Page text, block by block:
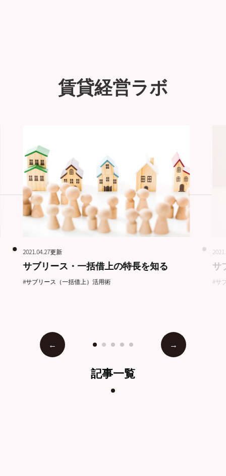
賃貸経営ラボ
2021.04.27更新
サブリース・一括借上の特長を知る
#サブリース（一括借上）活用術
サ
#サ
記事一覧